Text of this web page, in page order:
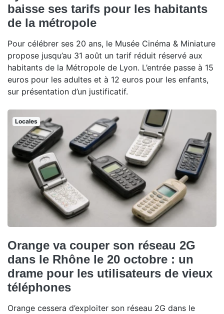
baisse ses tarifs pour les habitants
de la métropole
Pour célébrer ses 20 ans, le Musée Cinéma & Miniature
propose jusqu’au 31 août un tarif réduit réservé aux
habitants de la Métropole de Lyon. L’entrée passe à 15
euros pour les adultes et à 12 euros pour les enfants,
sur présentation d’un justificatif.
Locales
Orange va couper son réseau 2G
dans le Rhône le 20 octobre : un
drame pour les utilisateurs de vieux
téléphones
Orange cessera d’exploiter son réseau 2G dans le